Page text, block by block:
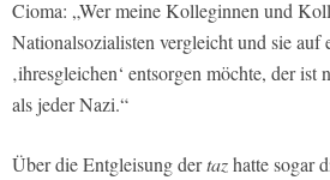
Cioma: „Wer meine Kolleginnen und
Nationalsozialisten vergleicht und sie
‚ihresgleichen‘ entsorgen möchte, der
als jeder Nazi.“
Über die Entgleisung dertazhatte sogar